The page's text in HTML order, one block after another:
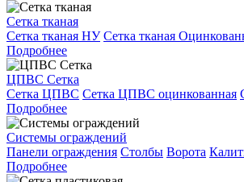
Сетка тканая
Сетка тканая НУ Сетка тканая
Подробнее
ЦПВС Сетка
Сетка ЦПВС Сетка ЦПВС оцинкованная
Подробнее
Системы ограждений
Панели ограждения Столбы Ворота
Подробнее